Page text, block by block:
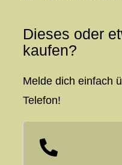
Dieses oder
kaufen?
Melde dich einfach
Telefon!